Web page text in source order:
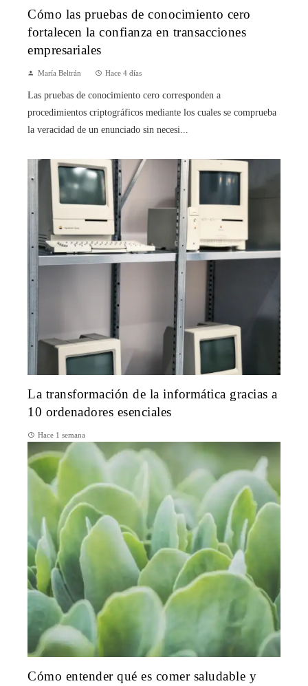
Cómo las pruebas de conocimiento cero
fortalecen la confianza en transacciones
empresariales
María Beltrán Hace 4 días
Las pruebas de conocimiento cero corresponden a
procedimientos criptográficos mediante los cuales se comprueba
la veracidad de un enunciado sin necesi...
La transformación de la informática gracias a
10 ordenadores esenciales
Hace 1 semana
Cómo entender qué es comer saludable y